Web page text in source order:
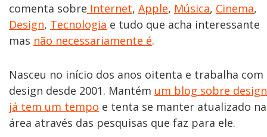
comenta sobre Internet, Apple, Música, Cinema,
Design, Tecnologia e tudo que acha interessante
mas não necessariamente é.
Nasceu no início dos anos oitenta e trabalha com
design desde 2001. Mantém um blog sobre design
já tem um tempo e tenta se manter atualizado na
área através das pesquisas que faz para ele.